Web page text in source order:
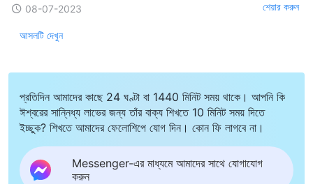
08-07-2023 শেয়ার করুন
আসলটি দেখুন
প্রতিদিন আমাদের কাছে 24 ঘণ্টা বা 1440 মিনিট সময় থাকে। আপনি কি
ঈশ্বরের সান্নিধ্য লাভের জন্য তাঁর বাক্য শিখতে 10 মিনিট সময় দিতে
ইচ্ছুক? শিখতে আমাদের ফেলোশিপে যোগ দিন। কোন ফি লাগবে না।
Messenger-এর মাধ্যমে আমাদের সাথে যোগাযোগ
করুন